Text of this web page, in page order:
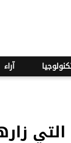
آراء